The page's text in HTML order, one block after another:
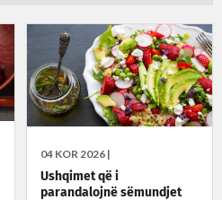
04 KOR 2026 |
Ushqimet që i
parandalojnë sëmundjet